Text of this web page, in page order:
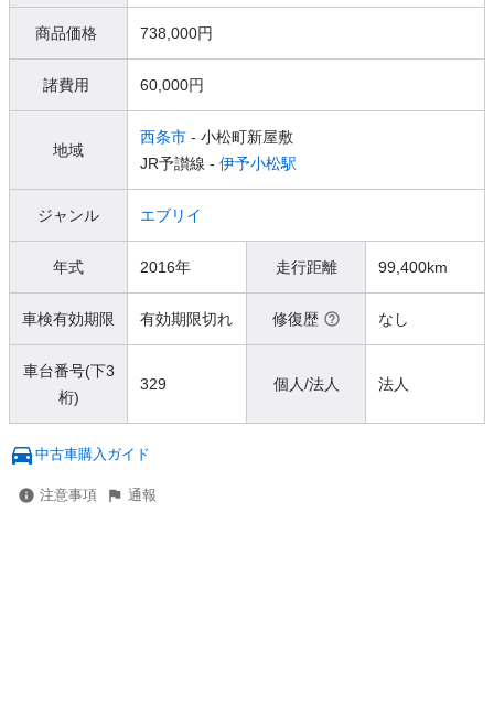
商品価格 738,000円
諸費用 60,000円
地域
西条市 - 小松町新屋敷
JR予讃線 - 伊予小松駅
ジャンル エブリイ
年式 2016年 走行距離 99,400km
車検有効期限 有効期限切れ 修復歴 なし
車台番号(下3
桁)
329 個人/法人 法人
中古車購入ガイド
注意事項 通報